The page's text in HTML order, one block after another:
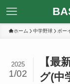
ホーム 中学野球 ボー
【最
グ(中
2025
1/02